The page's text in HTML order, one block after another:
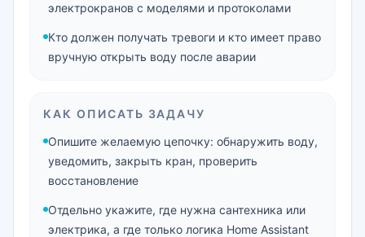
электрокранов с моделями и протоколами
Кто должен получать тревоги и кто имеет право
вручную открыть воду после аварии
КАК ОПИСАТЬ ЗАДАЧУ
Опишите желаемую цепочку: обнаружить воду,
уведомить, закрыть кран, проверить
восстановление
Отдельно укажите, где нужна сантехника или
электрика, а где только логика Home Assistant